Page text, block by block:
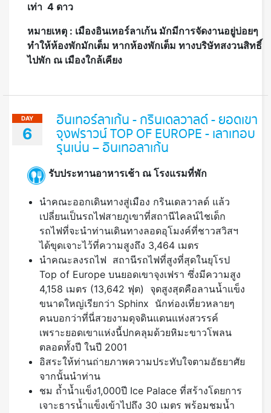
เท่า 4 ดาว
หมายเหตุ : เมืองอินเทอร์ลาเก้น มักมีการจัดงานอยู่บ่อยๆ
ทำให้ห้องพักมักเต็ม หากห้องพักเต็ม ทางบริษัทสงวนสิทธิ์
ไปพัก ณ เมืองใกล้เคียง
DAY
6
อินเทอร์ลาเก้น - กรินเดลวาลด์ - ยอดเขา
จุงฟราวน์ TOP OF EUROPE - เลาเทอบ
รุนเน่น – อินเทอลาเก้น
รับประทานอาหารเช้า ณ โรงแรมที่พัก
นำคณะออกเดินทางสู่เมือง กรินเดลวาลด์ แล้ว
เปลี่ยนเป็นรถไฟสายภูเขาที่สถานีไคลน์ไชเด็ก
รถไฟที่จะนำท่านเดินทางลอดอุโมงค์ที่ชาวสวิสฯ
ได้ขุดเจาะไว้ที่ความสูงถึง 3,464 เมตร
นำคณะลงรถไฟ สถานีรถไฟที่สูงที่สุดในยุโรป
Top of Europe บนยอดเขาจุงเฟรา ซึ่งมีความสูง
4,158 เมตร (13,642 ฟุต) จุดสูงสุดคือลานน้ำแข็ง
ขนาดใหญ่เรียกว่า Sphinx นักท่องเที่ยวหลายๆ
คนบอกว่าที่นี่สวยงามดุจดินแดนแห่งสวรรค์
เพราะยอดเขาแห่งนี้ปกคลุมด้วยหิมะขาวโพลน
ตลอดทั้งปี ในปี 2001
อิสระให้ท่านถ่ายภาพความประทับใจตามอัธยาศัย
จากนั้นนำท่าน
ชม ถํ้านํ้าแข็ง1,000ปี Ice Palace ที่สร้างโดยการ
เจาะธารน้ำแข็งเข้าไปถึง 30 เมตร พร้อมชมน้ำ